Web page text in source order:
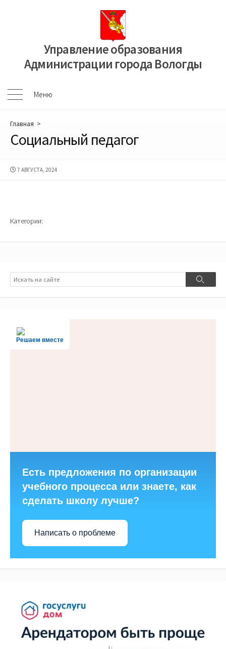
Управление образования
Администрации города Вологды
Меню
Меню
Главная >
Социальный педагог
ДАТА
7 АВГУСТА, 2024
Категории:
Поиск
Поиск
Решаем вместе
Есть предложения по организации
учебного процесса или знаете, как
сделать школу лучше?
Написать о проблеме